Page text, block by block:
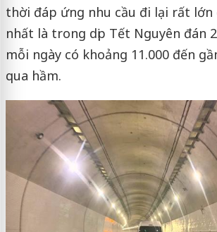
thời đáp ứng nhu cầu đi lại rất lớn
nhất là trong dịp Tết Nguyên đán
mỗi ngày có khoảng 11.000 đến
qua hầm.